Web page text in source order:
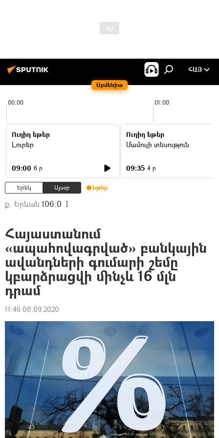
Արմենիա
ՀԱՅ
00:00 01:00
Ուղիղ եթեր
Լուրեր
09:00 6 ր
Ուղիղ եթեր
Մամուլի տեսություն
09:35 4 ր
Երեկ Այսօր Եթեր
ք. Երևան 106.0
Հայաստանում
«ապահովագրված» բանկային
ավանդների գումարի շեմը
կբարձրացվի մինչև 16 մլն
դրամ
11:46 08.09.2020